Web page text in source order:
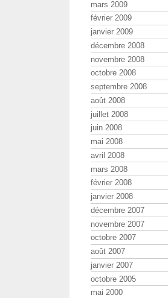
mars 2009
février 2009
janvier 2009
décembre 2008
novembre 2008
octobre 2008
septembre 2008
août 2008
juillet 2008
juin 2008
mai 2008
avril 2008
mars 2008
février 2008
janvier 2008
décembre 2007
novembre 2007
octobre 2007
août 2007
janvier 2007
octobre 2005
mai 2000